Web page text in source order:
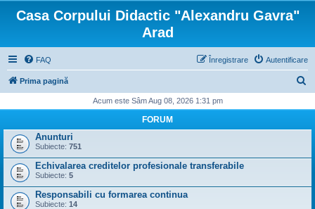
Casa Corpului Didactic "Alexandru Gavra"
Arad
FAQ Autentificare
Înregistrare
Prima pagină
t
Acum este Sâm Aug 08, 2026 1:31 pm
FORUM
Anunturi
Subiecte: 751
Echivalarea creditelor profesionale transferabile
Subiecte: 5
Responsabili cu formarea continua
Subiecte: 14